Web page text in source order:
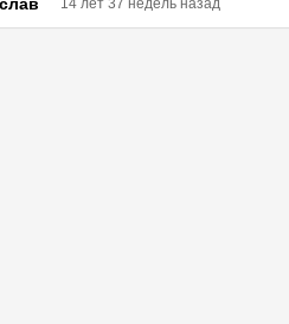
14 лет 37 недель назад